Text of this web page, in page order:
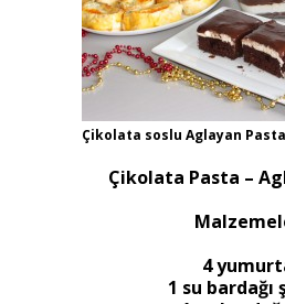
Çikolata soslu Aglayan
Çikolata Pasta –
4
1 su bardağı